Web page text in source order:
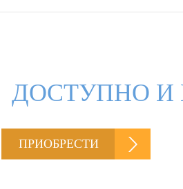
ДОСТУПНО И
ПРИОБРЕСТИ